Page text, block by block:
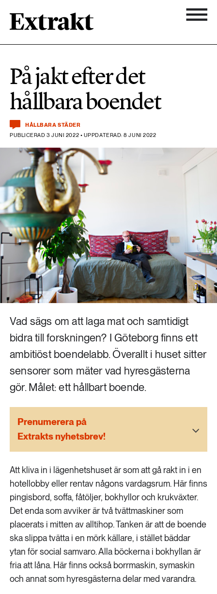
Biologisk mångfald
Hållbara städer
Industri & Energi
Kemikalier
Klimat
Landsbygd
Livsstil & konsumtion
Mat & jordbruk
Skog
Social hållbarhet
Vatten
Nyhetsbrev
Om Extrakt
900 ARTIKLAR
584 ARTIKLAR
Hållbara städer
473 ARTIKLAR
Industri & Energi
471 ARTIKLAR
Kemikalier
1492 ARTIKLAR
Klimat
252 ARTIKLAR
Landsbygd
939 ARTIKLAR
Livsstil & konsumtion
612 ARTIKLAR
Mat & jordbruk
262 ARTIKLAR
Skog
Social hållbarhet
189 ARTIKLAR
Vatten
På jakt efter det
hållbara boendet
HÅLLBARA STÄDER
PUBLICERAD 3 JUNI 2022 • UPPDATERAD: 8 JUNI 2022
Vad sägs om att laga mat och samtidigt
bidra till forskningen? I Göteborg finns ett
ambitiöst boendelabb. Överallt i huset sitter
sensorer som mäter vad hyresgästerna
gör. Målet: ett hållbart boende.
Prenumerera på
Extrakts nyhetsbrev!
Att kliva in i lägenhetshuset är som att gå rakt in i en
hotellobby eller rentav någons vardagsrum. Här finns
pingisbord, soffa, fåtöljer, bokhyllor och krukväxter.
Det enda som avviker är två tvättmaskiner som
placerats i mitten av alltihop. Tanken är att de boende
ska slippa tvätta i en mörk källare, i stället bäddar
ytan för social samvaro. Alla böckerna i bokhyllan är
fria att låna. Här finns också borrmaskin, symaskin
och annat som hyresgästerna delar med varandra.